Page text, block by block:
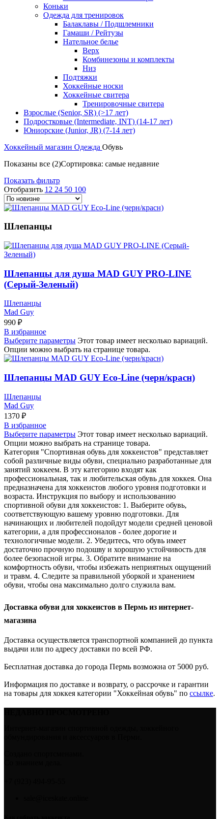
Коньки
Одежда для тренировок
Балаклавы / Подшлемники
Гамаши / Рейтузы
Нательное белье
Верх
Комбинезоны и комплекты
Низ
Подтяжки
Хоккейные носки
Хоккейные свитера
Тренировочные свитера
Взрослые (Senior, SR) (>17 лет)
Подростковые (Intermediate, INT) (14-17 лет)
Юниорские (Junior, JR) (7-14 лет)
Хоккейный магазин Одежда Обувь
Показаны все (2)Сортировка: самые недавние
Показать фильтр
Отобразить 12 24 50 100
Шлепанцы
Шлепанцы для душа MAD GUY PRO-LINE
(Серый-Зеленый)
Шлепанцы
Mad Guy
990 ₽
В избранное
Выберите параметры Этот товар имеет несколько вариаций.
Опции можно выбрать на странице товара.
Шлепанцы MAD GUY Eco-Line (черн/красн)
Шлепанцы
Mad Guy
1370 ₽
В избранное
Выберите параметры Этот товар имеет несколько вариаций.
Опции можно выбрать на странице товара.
Категория "Спортивная обувь для хоккеистов" представляет
собой различные виды обуви, специально разработанные для
занятий хоккеем. В эту категорию входят как
профессиональная, так и любительская обувь для хоккея. Она
предназначена для хоккеистов любого уровня подготовки и
возраста. Инструкция по выбору и использованию
спортивной обуви для хоккеистов: 1. Выберите обувь,
соответствующую вашему уровню подготовки. Для
начинающих и любителей подойдут модели средней ценовой
категории, а для профессионалов - более дорогие и
технологичные модели. 2. Убедитесь, что обувь имеет
достаточно прочную подошву и хорошую устойчивость для
более безопасной игры. 3. Обратите внимание на
комфортность обуви, чтобы избежать неприятных ощущений
и травм. 4. Следите за правильной уборкой и хранением
обуви, чтобы она максимально долго служила вам.
Доставка обуви для хоккеистов в Пермь из интернет-
магазина
Доставка осуществляется транспортной компанией до пункта
выдачи или по адресу доставки по всей РФ.
Бесплатная доставка до города Пермь возможна от 5000 руб.
Информация по доставке и возврату, о рассрочке и гарантии
на товары для хоккея категории "Хоккейная обувь" по ссылке.